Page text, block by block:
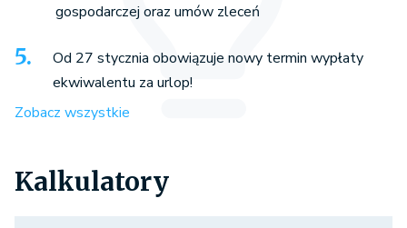
gospodarczej oraz umów zleceń
Od 27 stycznia obowiązuje nowy termin wypłaty
ekwiwalentu za urlop!
Zobacz wszystkie
Kalkulatory